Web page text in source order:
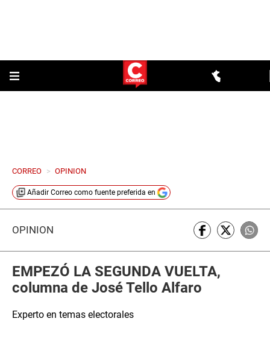
CORREO > OPINION
Añadir Correo como fuente preferida en
OPINIÓN
EMPEZÓ LA SEGUNDA VUELTA,
columna de José Tello Alfaro
Experto en temas electorales